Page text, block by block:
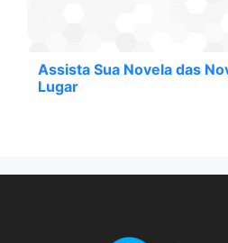
Assista Sua Novela das
Lugar